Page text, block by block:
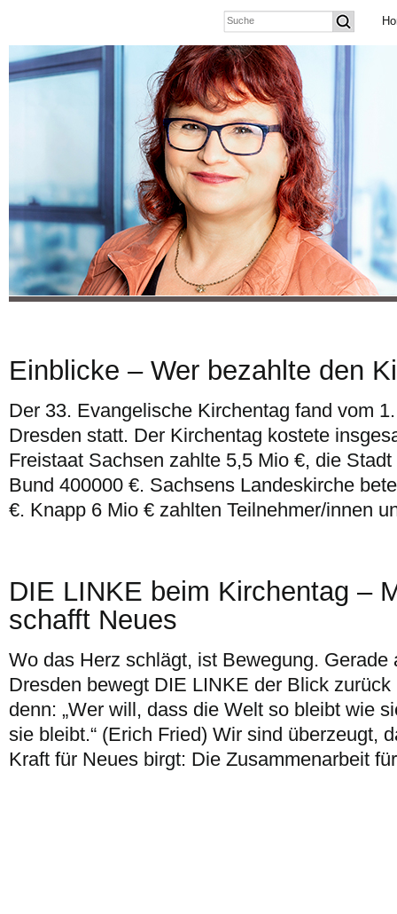
Einblicke – Wer bezahlte den
Der 33. Evangelische Kirchentag fand vom
Dresden statt. Der Kirchentag kostete
Freistaat Sachsen zahlte 5,5 Mio €, die
Bund 400000 €. Sachsens Landeskirche
€. Knapp 6 Mio € zahlten Teilnehmer/innen
DIE LINKE beim Kirchentag –
schafft Neues
Wo das Herz schlägt, ist Bewegung. Gerade
Dresden bewegt DIE LINKE der Blick
denn: „Wer will, dass die Welt so bleibt wie
sie bleibt.“ (Erich Fried) Wir sind überzeugt,
Kraft für Neues birgt: Die Zusammenarbeit